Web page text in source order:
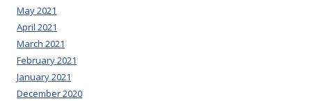
May 2021
April 2021
March 2021
February 2021
January 2021
December 2020